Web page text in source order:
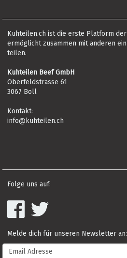
Kuhteilen.ch ist die erste Platform
ermöglicht zusammen mit anderen
teilen.
Kuhteilen Beef GmbH
Oberfeldstrasse 61
3067 Boll
Kontakt:
info@kuhteilen.ch
Folge uns auf:
Melde dich für unseren Newsletter an: